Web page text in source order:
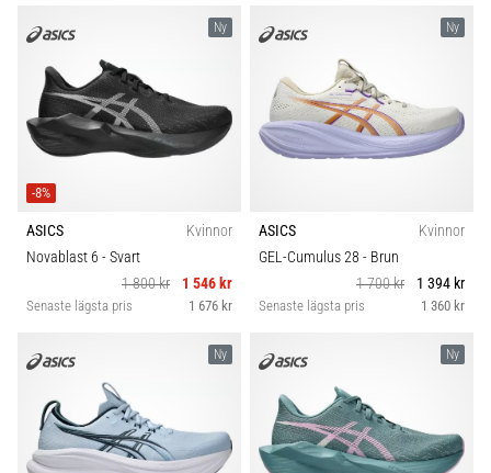
Ny
-8%
ASICS
Kvinnor
Novablast 6 - Svart
1 800 kr
1 546 kr
Senaste lägsta pris 1 676 kr
Ny
ASICS
Kvinnor
GEL-Cumulus 28 - Brun
1 700 kr
1 394 kr
Senaste lägsta pris 1 360 kr
Ny Ny